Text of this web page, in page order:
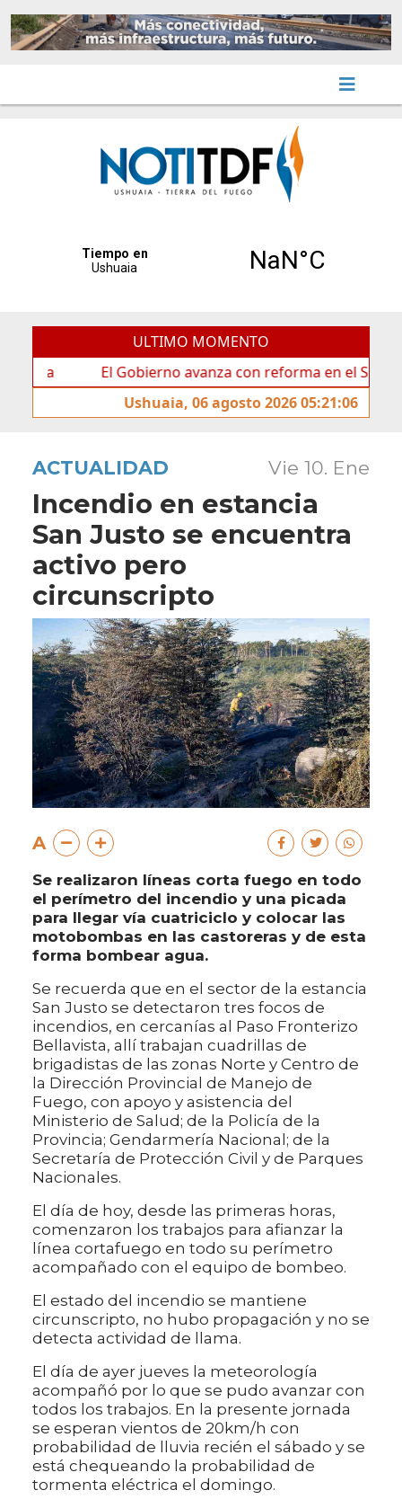
ULTIMO MOMENTO
El Gobierno avanza con reforma en el Senado
Ushuaia, 06 agosto 2026 05:21:06
ACTUALIDAD Vie 10. Ene
Incendio en estancia
San Justo se encuentra
activo pero
circunscripto
A
Se realizaron líneas corta fuego en todo
el perímetro del incendio y una picada
para llegar vía cuatriciclo y colocar las
motobombas en las castoreras y de esta
forma bombear agua.
Se recuerda que en el sector de la estancia
San Justo se detectaron tres focos de
incendios, en cercanías al Paso Fronterizo
Bellavista, allí trabajan cuadrillas de
brigadistas de las zonas Norte y Centro de
la Dirección Provincial de Manejo de
Fuego, con apoyo y asistencia del
Ministerio de Salud; de la Policía de la
Provincia; Gendarmería Nacional; de la
Secretaría de Protección Civil y de Parques
Nacionales.
El día de hoy, desde las primeras horas,
comenzaron los trabajos para afianzar la
línea cortafuego en todo su perímetro
acompañado con el equipo de bombeo.
El estado del incendio se mantiene
circunscripto, no hubo propagación y no se
detecta actividad de llama.
El día de ayer jueves la meteorología
acompañó por lo que se pudo avanzar con
todos los trabajos. En la presente jornada
se esperan vientos de 20km/h con
probabilidad de lluvia recién el sábado y se
está chequeando la probabilidad de
tormenta eléctrica el domingo.